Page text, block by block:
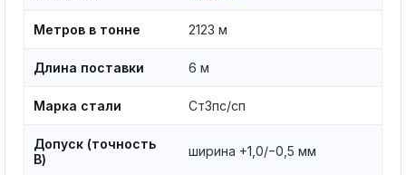
Метров в тонне 2123 м
Длина поставки 6 м
Марка стали Ст3пс/сп
Допуск (точность
В)
ширина +1,0/−0,5 мм